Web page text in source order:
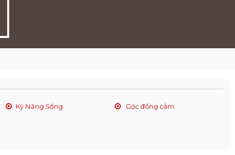
Kỹ Năng Sống
Góc đồng cảm